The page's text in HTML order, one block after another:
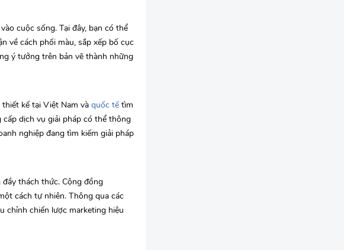
cuộc sống. Tại đây, bạn có thể
về cách phối màu, sắp xếp bố cục
ý tưởng trên bản vẽ thành những
kế tại Việt Nam và quốc tế tìm
dịch vụ giải pháp có thể thông
nghiệp đang tìm kiếm giải pháp
thách thức. Cộng đồng
cách tự nhiên. Thông qua các
chỉnh chiến lược marketing hiệu